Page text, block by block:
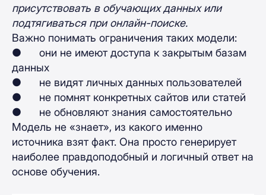
присутствовать в обучающих данных или
подтягиваться при онлайн-поиске.
Важно понимать ограничения таких модели:
● они не имеют доступа к закрытым базам
данных
● не видят личных данных пользователей
● не помнят конкретных сайтов или статей
● не обновляют знания самостоятельно
Модель не «знает», из какого именно
источника взят факт. Она просто генерирует
наиболее правдоподобный и логичный ответ на
основе обучения.